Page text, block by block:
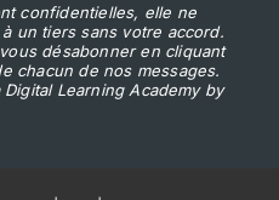
confidentielles, elle ne
un tiers sans votre accord.
désabonner en cliquant
chacun de nos messages.
Learning Academy by